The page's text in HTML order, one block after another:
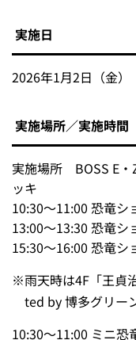
実施日
2026年1月2日（金）
実施場所／実施時間
実施場所 BOSS E・
ッキ
10:30～11:00 恐竜シ
13:00～13:30 恐竜シ
15:30～16:00 恐竜シ
※雨天時は4F「王貞
ted by 博多グリー
10:30～11:00 ミニ